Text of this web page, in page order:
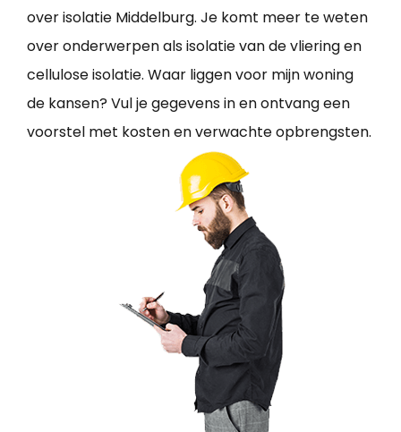
over isolatie Middelburg. Je komt meer te weten
over onderwerpen als isolatie van de vliering en
cellulose isolatie. Waar liggen voor mijn woning
de kansen? Vul je gegevens in en ontvang een
voorstel met kosten en verwachte opbrengsten.